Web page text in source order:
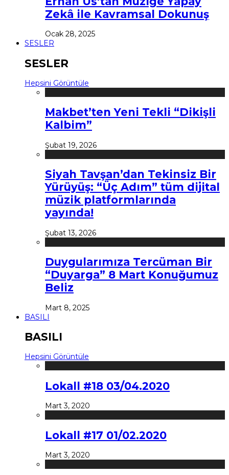
Zekâ ile Kavramsal Dokunuş
Ocak 28, 2025
SESLER
SESLER
Hepsini Görüntüle
Makbet’ten Yeni Tekli “Dikişli
Kalbim”
Şubat 19, 2026
Siyah Tavşan’dan Tekinsiz Bir
Yürüyüş: “Üç Adım” tüm dijital
müzik platformlarında
yayında!
Şubat 13, 2026
Duygularımıza Tercüman Bir
“Duyarga” 8 Mart Konuğumuz
Beliz
Mart 8, 2025
BASILI
BASILI
Hepsini Görüntüle
Lokall #18 03/04.2020
Mart 3, 2020
Lokall #17 01/02.2020
Mart 3, 2020